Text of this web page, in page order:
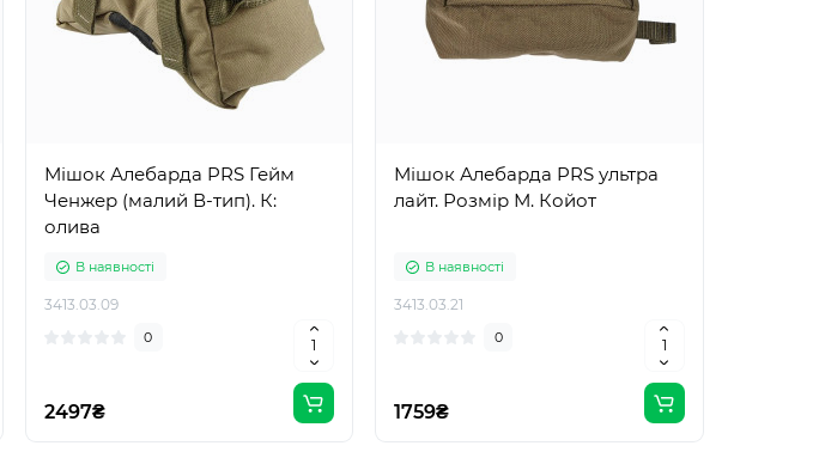
Мішок Алебарда PRS Гейм
Ченжер (малий В-тип). К:
олива
В наявності
3413.03.09
0
2497₴
Мішок Алебарда PRS ультра
лайт. Розмір М. Койот
В наявності
3413.03.21
0
1759₴